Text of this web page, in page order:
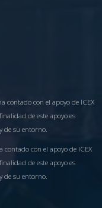
contado con el apoyo de ICEX
de este apoyo es
de su entorno.
contado con el apoyo de ICEX
de este apoyo es
de su entorno.